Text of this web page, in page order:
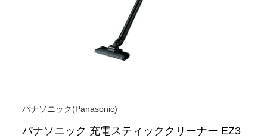
パナソニック(Panasonic)
パナソニック 充電スティッククリーナー EZ3